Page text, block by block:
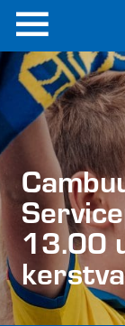
13.00